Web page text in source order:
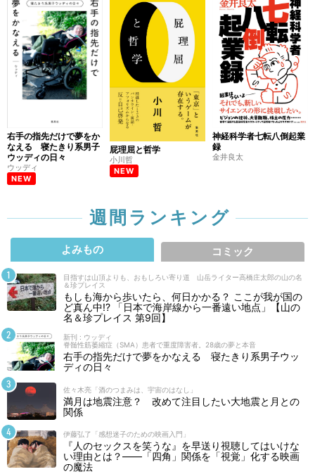
右手の指先だけで夢をか
なえる 寝たきり系男子
ウッディの日々
ウッディ
NEW
屁理屈と哲学
小川哲
NEW
神経科学者七転八倒起業
録
金井良太
週間ランキング
よみもの コミック
目指すは山頂よりも、おもしろい寄り道 山岳ライター高橋庄太郎の山の名
＆珍プレイス
もしも海から歩いたら、何日かかる？ ここが我が国の
ど真ん中!? 「日本で海岸線から一番遠い地点」【山の
名＆珍プレイス 第9回】
新刊 : ウッディ
脊髄性筋萎縮症（SMA）患者で重度障害者。28歳の夢と本音
右手の指先だけで夢をかなえる 寝たきり系男子ウッ
ディの日々
佐々木亮「酒のつまみは、宇宙のはなし」
満月は地震注意？ 改めて注目したい大地震と月との
関係
伊藤弘了「感想迷子のための映画入門」
『人のセックスを笑うな』を早送り視聴してはいけな
い理由とは？――「四角」関係を「視覚」化する映画
の魔法